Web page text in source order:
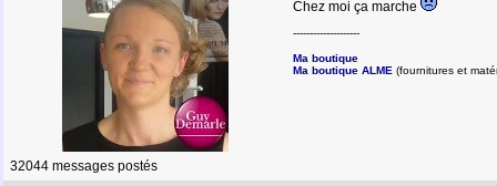
32044 messages postés
Chez moi ça marche
--------------------
Ma boutique
Ma boutique ALME (fournitures et